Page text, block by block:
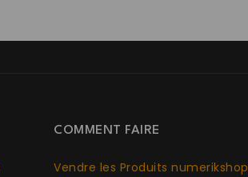
COMMENT FAIRE
Vendre les Produits numerikshop